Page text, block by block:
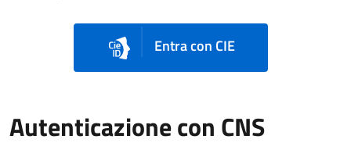
Entra con CIE
Autenticazione con CNS